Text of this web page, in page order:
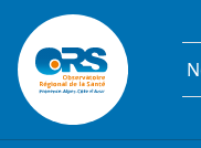
Aller au contenu principal